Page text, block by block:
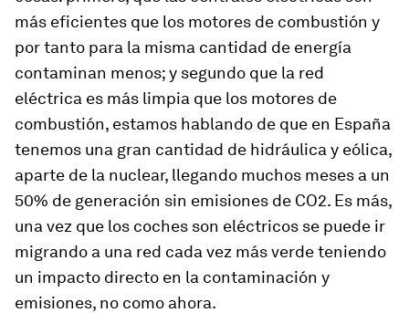
más eficientes que los motores de combustión y
por tanto para la misma cantidad de energía
contaminan menos; y segundo que la red
eléctrica es más limpia que los motores de
combustión, estamos hablando de que en España
tenemos una gran cantidad de hidráulica y eólica,
aparte de la nuclear, llegando muchos meses a un
50% de generación sin emisiones de CO2. Es más,
una vez que los coches son eléctricos se puede ir
migrando a una red cada vez más verde teniendo
un impacto directo en la contaminación y
emisiones, no como ahora.